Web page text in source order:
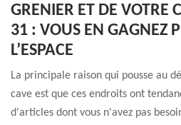
GRENIER ET DE VOTRE
31 : VOUS EN GAGNEZ
L’ESPACE
La principale raison qui pousse au
cave est que ces endroits ont
d'articles dont vous n'avez pas